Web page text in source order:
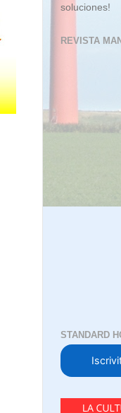
soluciones!
REVISTA
STANDARD